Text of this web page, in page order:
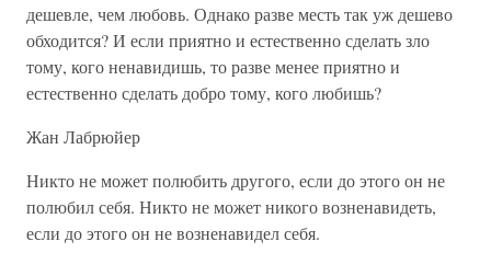
дешевле, чем любовь. Однако разве месть так уж дешево
обходится? И если приятно и естественно сделать зло
тому, кого ненавидишь, то разве менее приятно и
естественно сделать добро тому, кого любишь?
Жан Лабрюйер
Никто не может полюбить другого, если до этого он не
полюбил себя. Никто не может никого возненавидеть,
если до этого он не возненавидел себя.